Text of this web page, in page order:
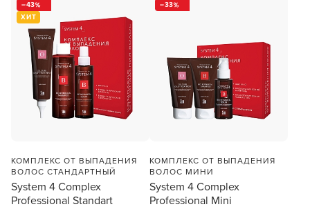
43
ХИТ
КОМПЛЕКС ОТ ВЫПАДЕНИЯ
ВОЛОС СТАНДАРТНЫЙ
System 4 Complex
Professional Standart
33
КОМПЛЕКС ОТ ВЫПАДЕНИЯ
ВОЛОС МИНИ
System 4 Complex
Professional Mini